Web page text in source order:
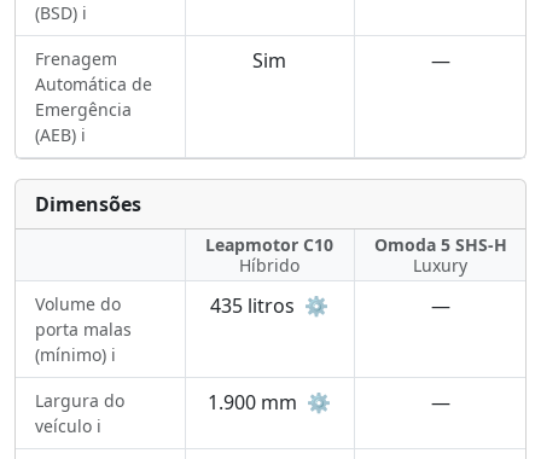
(BSD) ℹ️
Frenagem
Automática de
Emergência
(AEB) ℹ️
Sim —
Dimensões
Leapmotor C10
Híbrido
Omoda 5 SHS-H
Luxury
Volume do
porta malas
(mínimo) ℹ️
435 litros ⚙️ —
Largura do
veículo ℹ️
1.900 mm ⚙️ —